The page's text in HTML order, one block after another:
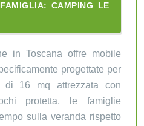
CAMPING LE
in Toscana offre mobile
progettate per
di 16 mq attrezzata con
protetta, le famiglie
sulla veranda rispetto